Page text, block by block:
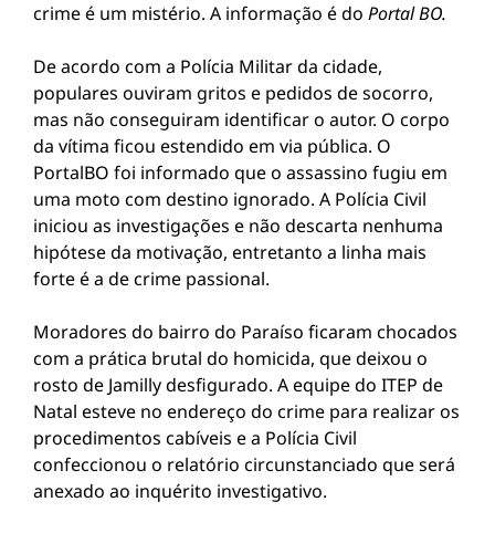
crime é um mistério. A informação é do Portal BO.
De acordo com a Polícia Militar da cidade,
populares ouviram gritos e pedidos de socorro,
mas não conseguiram identificar o autor. O corpo
da vítima ficou estendido em via pública. O
PortalBO foi informado que o assassino fugiu em
uma moto com destino ignorado. A Polícia Civil
iniciou as investigações e não descarta nenhuma
hipótese da motivação, entretanto a linha mais
forte é a de crime passional.
Moradores do bairro do Paraíso ficaram chocados
com a prática brutal do homicida, que deixou o
rosto de Jamilly desfigurado. A equipe do ITEP de
Natal esteve no endereço do crime para realizar os
procedimentos cabíveis e a Polícia Civil
confeccionou o relatório circunstanciado que será
anexado ao inquérito investigativo.